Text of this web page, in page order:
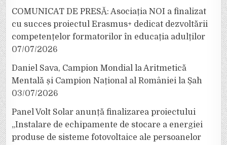
COMUNICAT DE PRESĂ: Asociația NOI a finalizat
cu succes proiectul Erasmus+ dedicat dezvoltării
competențelor formatorilor în educația adulților
07/07/2026
Daniel Sava, Campion Mondial la Aritmetică
Mentală și Campion Național al României la Șah
03/07/2026
Panel Volt Solar anunță finalizarea proiectului
„Instalare de echipamente de stocare a energiei
produse de sisteme fotovoltaice ale persoanelor